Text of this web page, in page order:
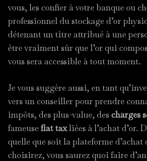
vous, les confier à votre banque ou
professionnel du stockage d’or
détenant un titre attribué à une
être vraiment sûr que l’or qui
vous sera accessible à tout moment.
Je vous suggère aussi, en tant
vers un conseiller pour prendre
impôts, des plus-value, des charges
fameuse flat taxliées à l’achat d’or.
quelle que soit la plateforme d’achat
choisirez, vous saurez quoi faire